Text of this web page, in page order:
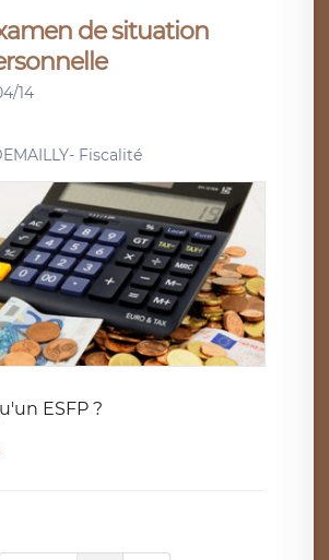
de situation
14
Fiscalité
ESFP ?